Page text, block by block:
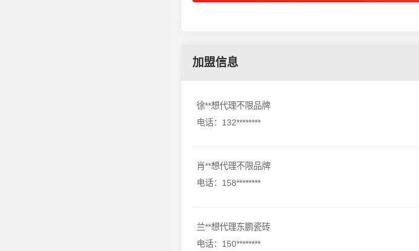
加盟信息
徐**想代理不限品牌
电话：132********
肖**想代理不限品牌
电话：158********
兰**想代理东鹏瓷砖
电话：150********